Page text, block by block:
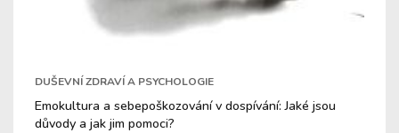
DUŠEVNÍ ZDRAVÍ A PSYCHOLOGIE
Emokultura a sebepoškozování v dospívání: Jaké jsou
důvody a jak jim pomoci?